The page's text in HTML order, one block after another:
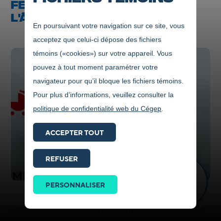
En poursuivant votre navigation sur ce site, vous
acceptez que celui-ci dépose des fichiers
témoins («cookies») sur votre appareil. Vous
pouvez à tout moment paramétrer votre
navigateur pour qu’il bloque les fichiers témoins.
Pour plus d’informations, veuillez consulter la
politique de confidentialité web du Cégep
ACCEPTER TOUT
REFUSER
PERSONNALISER
FESTIVAL INTERCOLLÉGIAL DE
L'ÂME À L'ÉCRAN DÉVOILÉS
Le Cégep de Jonquière était heureux d’accueillir l’édition 2026